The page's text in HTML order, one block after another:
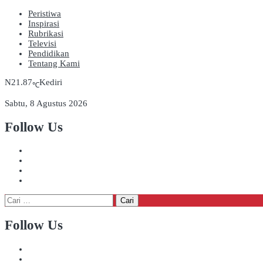
Peristiwa
Inspirasi
Rubrikasi
Televisi
Pendidikan
Tentang Kami
21.87℃Kediri
Sabtu, 8 Agustus 2026
Follow Us
Cari
untuk:
Follow Us